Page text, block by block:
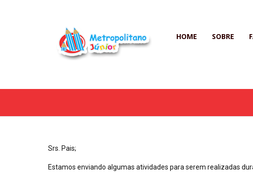
HOME SOBRE
Srs. Pais;
Estamos enviando algumas atividades para serem realizadas